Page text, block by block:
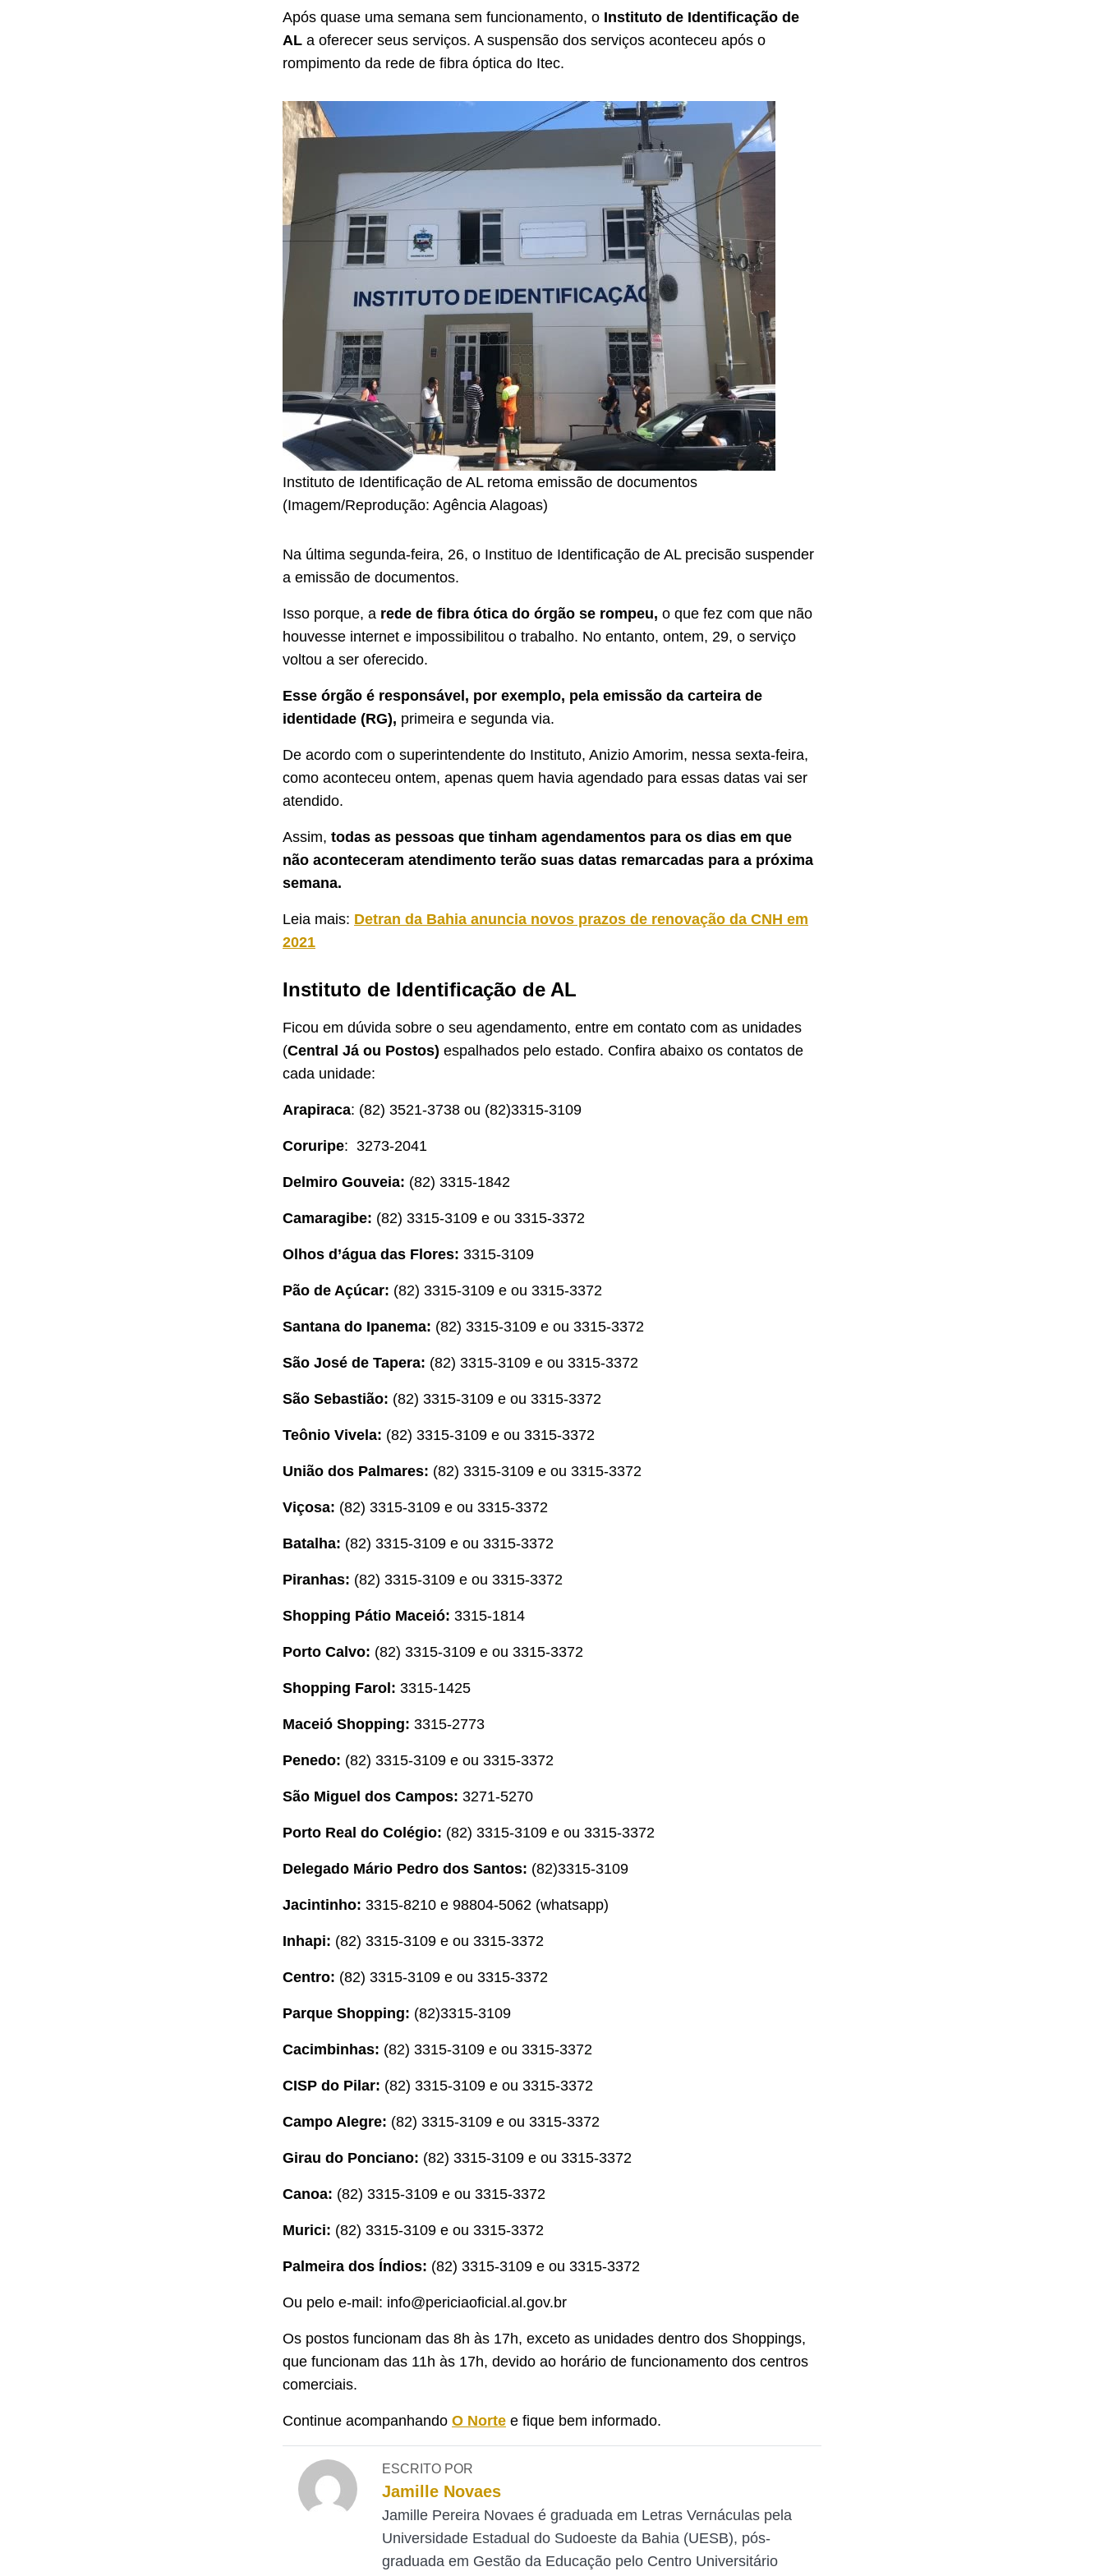
Após quase uma semana sem funcionamento, o Instituto de Identificação de
AL a oferecer seus serviços. A suspensão dos serviços aconteceu após o
rompimento da rede de fibra óptica do Itec.
Instituto de Identificação de AL retoma emissão de documentos
(Imagem/Reprodução: Agência Alagoas)
Na última segunda-feira, 26, o Instituo de Identificação de AL precisão suspender
a emissão de documentos.
Isso porque, a rede de fibra ótica do órgão se rompeu, o que fez com que não
houvesse internet e impossibilitou o trabalho. No entanto, ontem, 29, o serviço
voltou a ser oferecido.
Esse órgão é responsável, por exemplo, pela emissão da carteira de
identidade (RG), primeira e segunda via.
De acordo com o superintendente do Instituto, Anizio Amorim, nessa sexta-feira,
como aconteceu ontem, apenas quem havia agendado para essas datas vai ser
atendido.
Assim, todas as pessoas que tinham agendamentos para os dias em que
não aconteceram atendimento terão suas datas remarcadas para a próxima
semana.
Leia mais: Detran da Bahia anuncia novos prazos de renovação da CNH em
2021
Instituto de Identificação de AL
Ficou em dúvida sobre o seu agendamento, entre em contato com as unidades
(Central Já ou Postos) espalhados pelo estado. Confira abaixo os contatos de
cada unidade:
Arapiraca: (82) 3521-3738 ou (82)3315-3109
Coruripe: 3273-2041
Delmiro Gouveia: (82) 3315-1842
Camaragibe: (82) 3315-3109 e ou 3315-3372
Olhos d’água das Flores: 3315-3109
Pão de Açúcar: (82) 3315-3109 e ou 3315-3372
Santana do Ipanema: (82) 3315-3109 e ou 3315-3372
São José de Tapera: (82) 3315-3109 e ou 3315-3372
São Sebastião: (82) 3315-3109 e ou 3315-3372
Teônio Vivela: (82) 3315-3109 e ou 3315-3372
União dos Palmares: (82) 3315-3109 e ou 3315-3372
Viçosa: (82) 3315-3109 e ou 3315-3372
Batalha: (82) 3315-3109 e ou 3315-3372
Piranhas: (82) 3315-3109 e ou 3315-3372
Shopping Pátio Maceió: 3315-1814
Porto Calvo: (82) 3315-3109 e ou 3315-3372
Shopping Farol: 3315-1425
Maceió Shopping: 3315-2773
Penedo: (82) 3315-3109 e ou 3315-3372
São Miguel dos Campos: 3271-5270
Porto Real do Colégio: (82) 3315-3109 e ou 3315-3372
Delegado Mário Pedro dos Santos: (82)3315-3109
Jacintinho: 3315-8210 e 98804-5062 (whatsapp)
Inhapi: (82) 3315-3109 e ou 3315-3372
Centro: (82) 3315-3109 e ou 3315-3372
Parque Shopping: (82)3315-3109
Cacimbinhas: (82) 3315-3109 e ou 3315-3372
CISP do Pilar: (82) 3315-3109 e ou 3315-3372
Campo Alegre: (82) 3315-3109 e ou 3315-3372
Girau do Ponciano: (82) 3315-3109 e ou 3315-3372
Canoa: (82) 3315-3109 e ou 3315-3372
Murici: (82) 3315-3109 e ou 3315-3372
Palmeira dos Índios: (82) 3315-3109 e ou 3315-3372
Ou pelo e-mail: info@periciaoficial.al.gov.br
Os postos funcionam das 8h às 17h, exceto as unidades dentro dos Shoppings,
que funcionam das 11h às 17h, devido ao horário de funcionamento dos centros
comerciais.
Continue acompanhando O Norte e fique bem informado.
ESCRITO POR
Jamille Novaes
Jamille Pereira Novaes é graduada em Letras Vernáculas pela
Universidade Estadual do Sudoeste da Bahia (UESB), pós-
graduada em Gestão da Educação pelo Centro Universitário